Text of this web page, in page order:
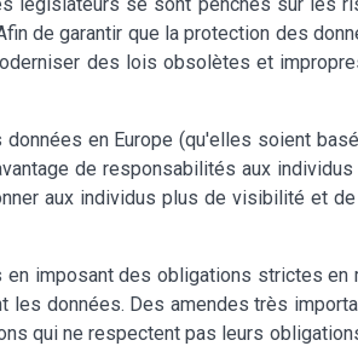
de garantir que la protection des
des lois obsolètes et
en Europe (qu'elles soient
de responsabilités aux
aux individus plus de visibilité et
imposant des obligations strictes en
données. Des amendes très
qui ne respectent pas leurs